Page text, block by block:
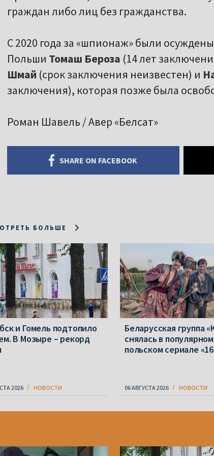
граждан либо лиц без гражданства.
С 2020 года за «шпионаж» были
Польши Томаш Бероза (14 лет
Шмай (срок заключения неизвестен) и
заключения), которая позже была
Роман Шавель / Авер «Белсат»
SHARE ON FACEBOOK
БОЛЬШЕ
и Гомель подтопило
В Мозыре – рекорд
2026 НОВОСТИ
Беларусская группа
снялась в популярном
польском сериале
06 АВГУСТА 2026 НОВОСТИ